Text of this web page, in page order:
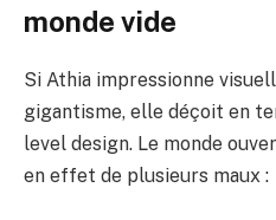
monde vide
Si Athia impressionne
gigantisme, elle déçoit en
level design. Le monde
en effet de plusieurs maux :